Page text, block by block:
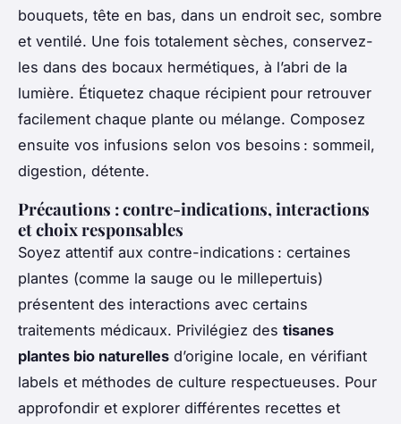
bouquets, tête en bas, dans un endroit sec, sombre
et ventilé. Une fois totalement sèches, conservez-
les dans des bocaux hermétiques, à l’abri de la
lumière. Étiquetez chaque récipient pour retrouver
facilement chaque plante ou mélange. Composez
ensuite vos infusions selon vos besoins : sommeil,
digestion, détente.
Précautions : contre-indications, interactions
et choix responsables
Soyez attentif aux contre-indications : certaines
plantes (comme la sauge ou le millepertuis)
présentent des interactions avec certains
traitements médicaux. Privilégiez des tisanes
plantes bio naturelles d’origine locale, en vérifiant
labels et méthodes de culture respectueuses. Pour
approfondir et explorer différentes recettes et